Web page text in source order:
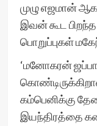
முழு எஜமான்
இவன் கூட
பொறுப்புகள்
‘மனோகரன்
கம்பெனிக்கு
இயந்திரத்தை